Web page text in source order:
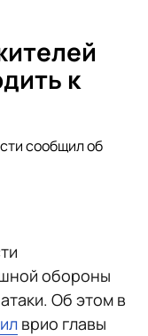
к
сообщил об
обороны
Об этом в
врио главы